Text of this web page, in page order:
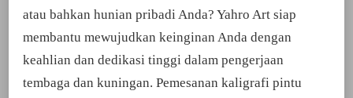
atau bahkan hunian pribadi Anda? Yahro Art siap
membantu mewujudkan keinginan Anda dengan
keahlian dan dedikasi tinggi dalam pengerjaan
tembaga dan kuningan. Pemesanan kaligrafi pintu